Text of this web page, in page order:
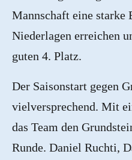
Mannschaft eine starke
Niederlagen erreichen
guten 4. Platz.
Der Saisonstart gegen
vielversprechend. Mit
das Team den
Runde. Daniel Ruchti,